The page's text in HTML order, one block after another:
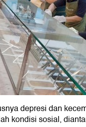
depresi dan
kondisi sosial,